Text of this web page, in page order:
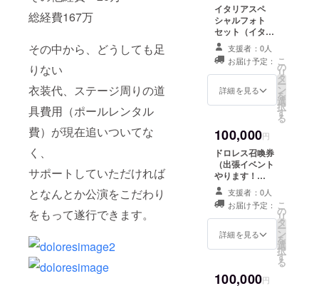
総経費167万
その中から、どうしても足
りない
衣装代、ステージ周りの道
具費用（ポールレンタル
費）が現在追いついてな
く、
サポートしていただければ
となんとか公演をこだわり
をもって遂行できます。
権
イタリアスペ
シャルフォト
セット（イタリ
アサイン入り
フォトブック）
＋ボンジョルノ
セットとイタリ
ア限定動画視聴
支援者：0人
お届け予定：
詳細を見る
こ
の
リ
タ
ー
ン
を
選
択
す
る
100,000円
ドロレス召喚券
（出張イベント
やります！
20minくらいの
ショー一回。
めっちゃ盛り上
げます)＋ボン
ジョルノセット
支援者：0人
お届け予定：
詳細を見る
こ
の
リ
タ
ー
ン
を
選
択
す
る
100,000円